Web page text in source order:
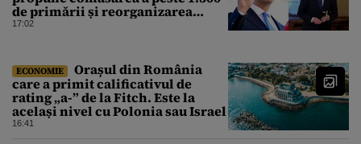
de primării și reorganizarea
administrativă a județelor
17:02
ECONOMIE
Orașul din România
care a primit calificativul de
rating „a-” de la Fitch. Este la
același nivel cu Polonia sau Israel
16:41